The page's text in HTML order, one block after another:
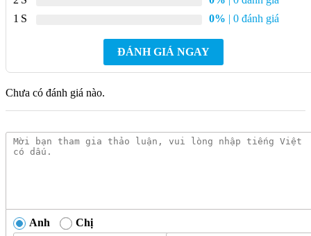
Vòi lavabo Caesar B027C sở hữu
đến vẻ đẹp sang trọng cho phòng tắm của bạn.
Chất liệu cao cấp:Sản phẩm được làm từ đồng thau mạ
crom cao cấp, đảm bảo độ bền bỉ và khả năng chống gỉ sét
bị van điều khiển bằng sứ có độ bền cao, giúp bạn dễ dàng
điều chỉnh lưu lượng nước.
tranh so với các sản phẩm cùng loại trên thị trường.
1
0% | 0 đánh giá
ĐÁNH GIÁ NGAY
Chưa có đánh giá nào.
Anh Chị